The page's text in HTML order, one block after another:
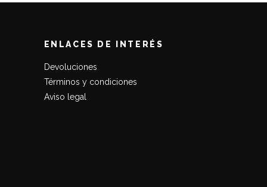
ENLACES DE INTERÉS
Devoluciones
Términos y condiciones
Aviso legal